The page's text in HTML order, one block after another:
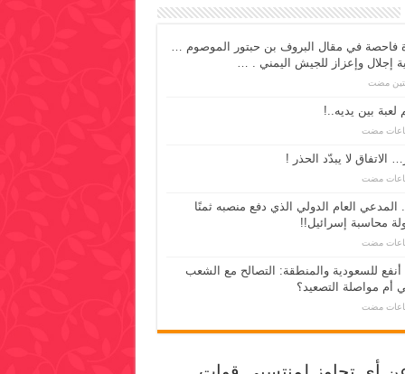
فاحصة في مقال البروف بن حبتور الموصوم …
إجلال وإعزاز للجيش اليمني . …
مضت
لعبة بين يديه..!
الاتفاق لا يبدّد الحذر !
المدعي العام الدولي الذي دفع منصبه ثمنًا
محاسبة إسرائيل!!
أنفع للسعودية والمنطقة: التصالح مع الشعب
أم مواصلة التصعيد؟